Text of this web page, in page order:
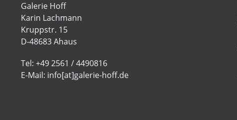
Galerie Hoff
Karin Lachmann
Kruppstr. 15
D-48683 Ahaus
Tel: +49 2561 / 4490816
E-Mail: info[at]galerie-hoff.de